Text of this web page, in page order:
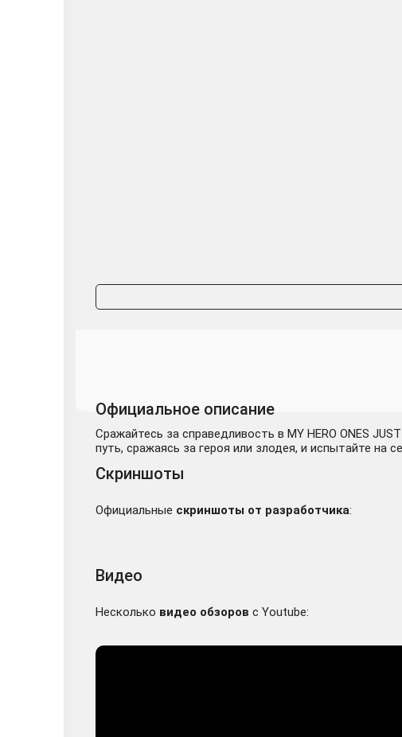
Официальное описание
Сражайтесь за справедливость в MY HERO ONES
путь, сражаясь за героя или злодея, и испытайте
Скриншоты
Официальные скриншоты от разработчика:
Видео
Несколько видео обзоров с Youtube: